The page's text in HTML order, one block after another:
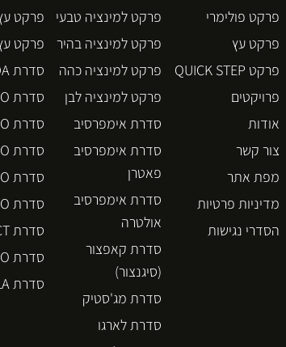
פרקט פולימרי
פרקט עץ
פרקט QUICK STEP
פרויקטים
אודות
צור קשר
מפת אתר
מדיניות פרטיות
הסדרי נגישות
פרקט למינציה טבעי
פרקט למינציה בהיר
פרקט למינציה כהה
פרקט למינציה לבן
סדרת אימפרסיב
סדרת אימפרסיב
פאטרן
סדרת אימפרסיב
אולטרה
סדרת קאפצור
(סיגנצור)
סדרת מג'סטיק
סדרת לארגו
פרקט
פרקט
סדרת CASCADA
סדרת MASSIMO
סדרת IMPERO
סדרת INTENSO
סדרת DISEGNO
סדרת PALAZZO
סדרת COMPACT
סדרת AMATO
סדרת CALA